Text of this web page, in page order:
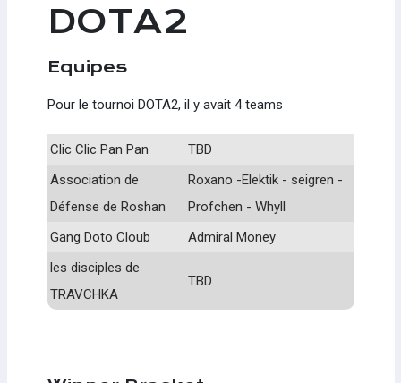
DOTA2
Equipes
Pour le tournoi DOTA2, il y avait 4 teams
Clic Clic Pan Pan
TBD
Association de
Défense de Roshan
Roxano -Elektik - seigren -
Profchen - Whyll
Gang Doto Cloub
Admiral Money
les disciples de
TRAVCHKA
TBD